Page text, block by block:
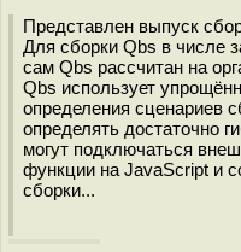
Представлен выпуск
Для сборки Qbs в числе
сам Qbs рассчитан на
Qbs использует
определения сценариев
определять достаточно
могут подключаться
функции на JavaScript и
сборки...